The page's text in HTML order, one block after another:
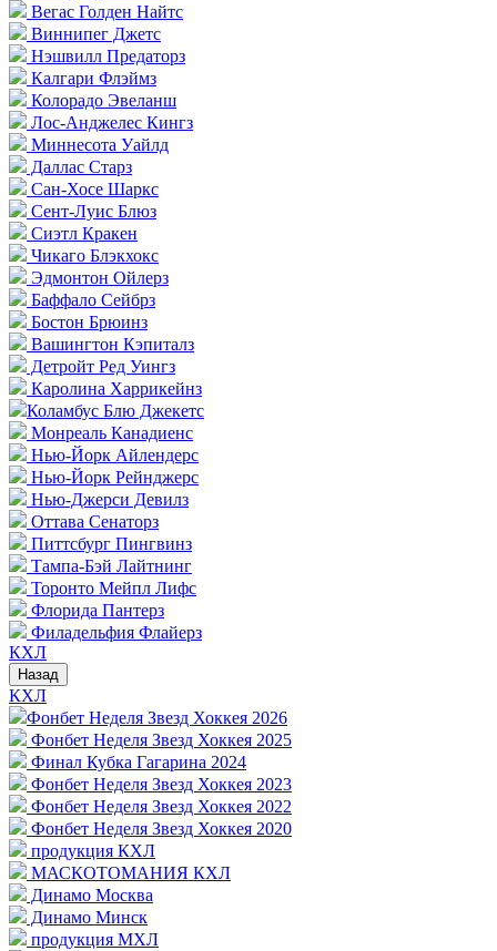
Вегас Голден Найтс
Виннипег Джетс
Нэшвилл Предаторз
Калгари Флэймз
Колорадо Эвеланш
Лос-Анджелес Кингз
Миннесота Уайлд
Даллас Старз
Сан-Хосе Шаркс
Сент-Луис Блюз
Сиэтл Кракен
Чикаго Блэкхокс
Эдмонтон Ойлерз
Баффало Сейбрз
Бостон Брюинз
Вашингтон Кэпиталз
Детройт Ред Уингз
Каролина Харрикейнз
Коламбус Блю Джекетс
Монреаль Канадиенс
Нью-Йорк Айлендерс
Нью-Йорк Рейнджерс
Нью-Джерси Девилз
Оттава Сенаторз
Питтсбург Пингвинз
Тампа-Бэй Лайтнинг
Торонто Мейпл Лифс
Флорида Пантерз
Филадельфия Флайерз
КХЛ
Назад
КХЛ
Фонбет Неделя Звезд Хоккея 2026
Фонбет Неделя Звезд Хоккея 2025
Финал Кубка Гагарина 2024
Фонбет Неделя Звезд Хоккея 2023
Фонбет Неделя Звезд Хоккея 2022
Фонбет Неделя Звезд Хоккея 2020
продукция КХЛ
МАСКОТОМАНИЯ КХЛ
Динамо Москва
Динамо Минск
продукция МХЛ